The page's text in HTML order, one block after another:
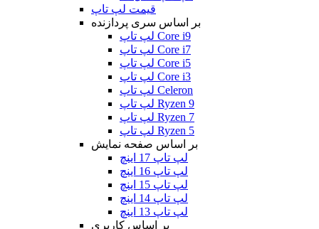
قیمت لپ تاپ
بر اساس سری پردازنده
لپ تاپ Core i9
لپ تاپ Core i7
لپ تاپ Core i5
لپ تاپ Core i3
لپ تاپ Celeron
لپ تاپ Ryzen 9
لپ تاپ Ryzen 7
لپ تاپ Ryzen 5
بر اساس صفحه نمایش
لپ تاپ 17 اینچ
لپ تاپ 16 اینچ
لپ تاپ 15 اینچ
لپ تاپ 14 اینچ
لپ تاپ 13 اینچ
بر اساس کاربری